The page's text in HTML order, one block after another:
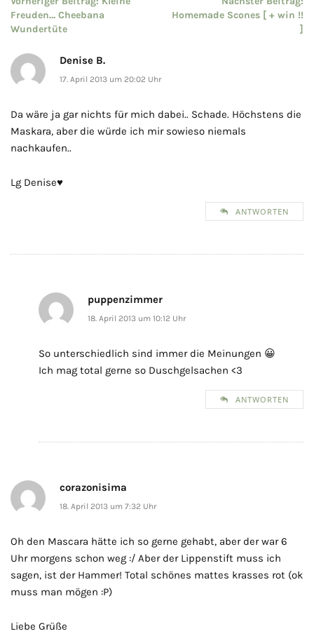
Beitragsnavigation
Freuden… Cheebana
Wundertüte
Homemade Scones [ + win !!
]
Denise B.
17. April 2013 um 20:02 Uhr
Da wäre ja gar nichts für mich dabei.. Schade. Höchstens die
Maskara, aber die würde ich mir sowieso niemals
nachkaufen..
Lg Denise♥
ANTWORTEN
puppenzimmer
18. April 2013 um 10:12 Uhr
So unterschiedlich sind immer die Meinungen 😀
Ich mag total gerne so Duschgelsachen <3
ANTWORTEN
corazonisima
18. April 2013 um 7:32 Uhr
Oh den Mascara hätte ich so gerne gehabt, aber der war 6
Uhr morgens schon weg :/ Aber der Lippenstift muss ich
sagen, ist der Hammer! Total schönes mattes krasses rot (ok
muss man mögen :P)
Liebe Grüße